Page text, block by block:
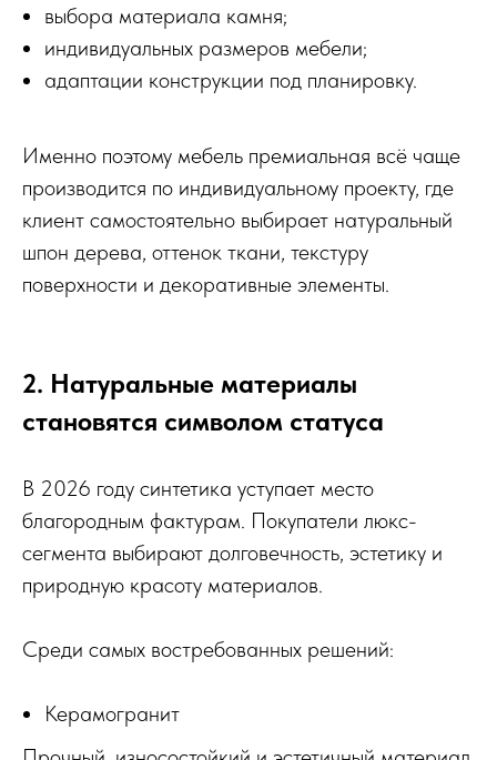
выбора материала камня;
индивидуальных размеров мебели;
адаптации конструкции под планировку.
Именно поэтому мебель премиальная всё чаще
производится по индивидуальному проекту, где
клиент самостоятельно выбирает натуральный
шпон дерева, оттенок ткани, текстуру
поверхности и декоративные элементы.
2. Натуральные материалы
становятся символом статуса
В 2026 году синтетика уступает место
благородным фактурам. Покупатели люкс-
сегмента выбирают долговечность, эстетику и
природную красоту материалов.
Среди самых востребованных решений:
Керамогранит